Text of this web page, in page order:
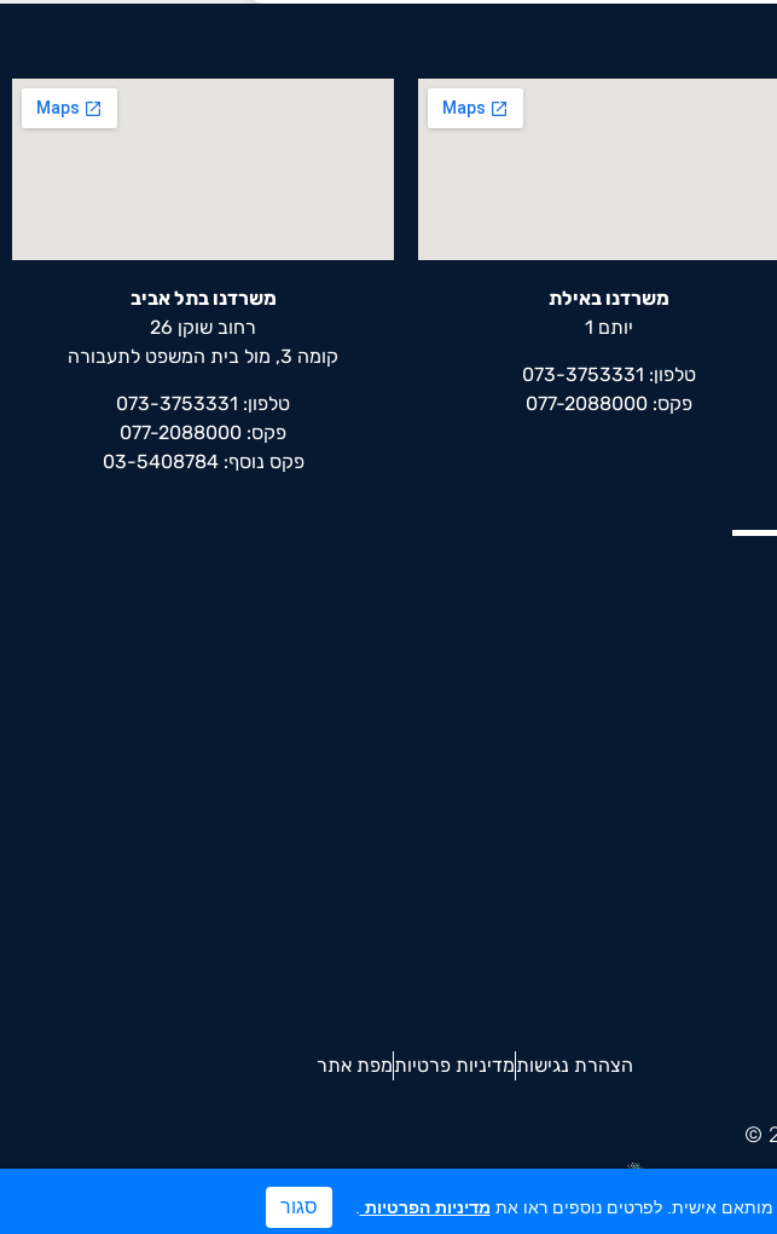
משרדנו באילת
יותם 1
טלפון: 073-3753331
פקס: 077-2088000
משרדנו בתל אביב
רחוב שוקן 26
קומה 3, מול בית המשפט לתעבורה
טלפון: 073-3753331
פקס: 077-2088000
פקס נוסף: 03-5408784
הצהרת נגישותמדיניות פרטיותמפת אתר
מדיניות הפרטיות סגור